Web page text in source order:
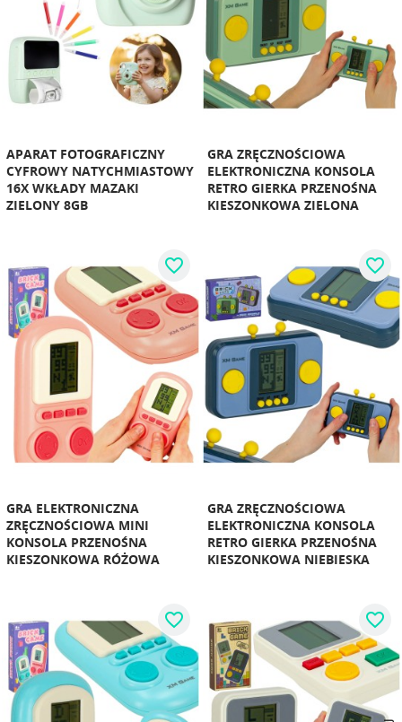
APARAT FOTOGRAFICZNY
CYFROWY NATYCHMIASTOWY
16X WKŁADY MAZAKI
ZIELONY 8GB
GRA ZRĘCZNOŚCIOWA
ELEKTRONICZNA KONSOLA
RETRO GIERKA PRZENOŚNA
KIESZONKOWA ZIELONA
GRA ELEKTRONICZNA
ZRĘCZNOŚCIOWA MINI
KONSOLA PRZENOŚNA
KIESZONKOWA RÓŻOWA
favorite_border
GRA ZRĘCZNOŚCIOWA
ELEKTRONICZNA KONSOLA
RETRO GIERKA PRZENOŚNA
KIESZONKOWA NIEBIESKA
favorite_border
favorite_border favorite_border